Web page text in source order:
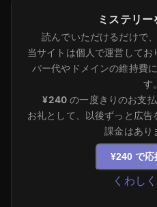
ミステリー
読んでいただけるだけで
当サイトは個人で運営して
バー代やドメインの維持費
す。
¥240 の一度きりのお支
お礼として、以後ずっと広
課金はあり
¥240 で応
くわし